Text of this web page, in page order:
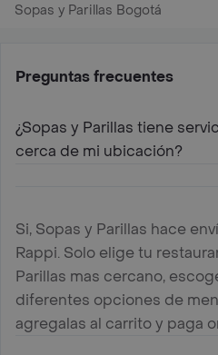
Sopas y Parillas Bogotá
Preguntas frecuentes
¿Sopas y Parillas tiene
cerca de mi ubicación?
Si, Sopas y Parillas hace
Rappi. Solo elige tu
Parillas mas cercano,
diferentes opciones de
agregalas al carrito y paga